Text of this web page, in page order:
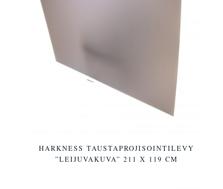
HARKNESS TAUSTAPROJISOINTILEVY
”LEIJUVAKUVA” 211 X 119 CM